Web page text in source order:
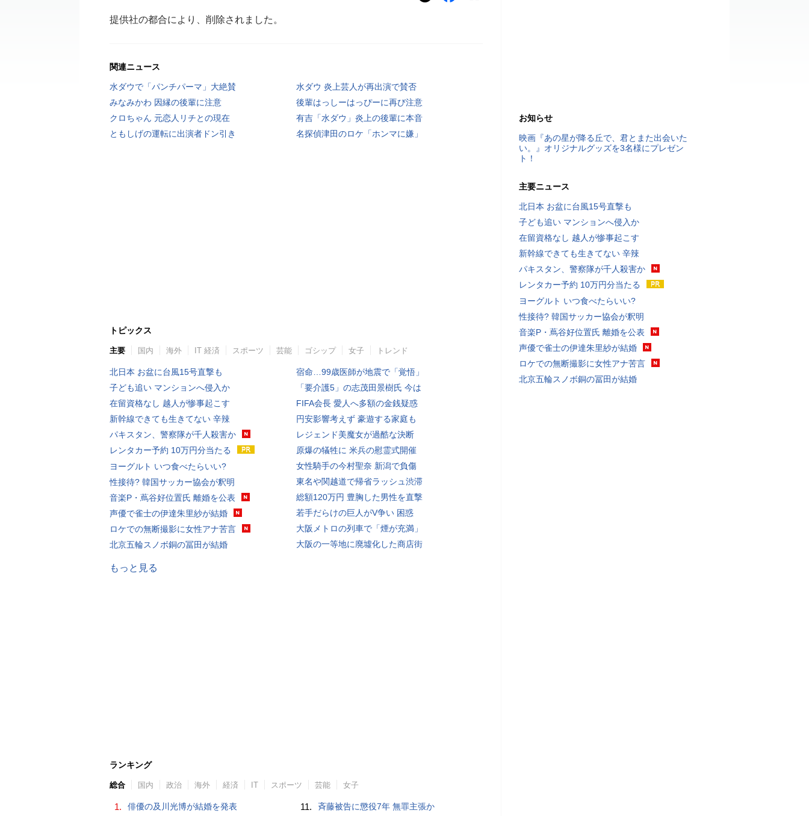
提供社の都合により、削除されました。
関連ニュース
水ダウで「パンチパーマ」大絶賛
水ダウ 炎上芸人が再出演で賛否
みなみかわ 因縁の後輩に注意
後輩はっしーはっぴーに再び注意
クロちゃん 元恋人リチとの現在
有吉「水ダウ」炎上の後輩に本音
ともしげの運転に出演者ドン引き
名探偵津田のロケ「ホンマに嫌」
トピックス
主要 国内 海外 IT 経済 スポーツ 芸能 ゴシップ 女子 トレンド
北日本 お盆に台風15号直撃も
子ども追い マンションへ侵入か
在留資格なし 越人が惨事起こす
新幹線できても生きてない 辛辣
パキスタン、警察隊が千人殺害か
レンタカー予約 10万円分当たる
ヨーグルト いつ食べたらいい?
性接待? 韓国サッカー協会が釈明
音楽P・蔦谷好位置氏 離婚を公表
声優で雀士の伊達朱里紗が結婚
ロケでの無断撮影に女性アナ苦言
北京五輪スノボ銅の冨田が結婚
宿命…99歳医師が地震で「覚悟」
「要介護5」の志茂田景樹氏 今は
FIFA会長 愛人へ多額の金銭疑惑
円安影響考えず 豪遊する家庭も
レジェンド美魔女が過酷な決断
原爆の犠牲に 米兵の慰霊式開催
女性騎手の今村聖奈 新潟で負傷
東名や関越道で帰省ラッシュ渋滞
総額120万円 豊胸した男性を直撃
若手だらけの巨人がV争い 困惑
大阪メトロの列車で「煙が充満」
大阪の一等地に廃墟化した商店街
もっと見る
ランキング
総合 国内 政治 海外 経済 IT スポーツ 芸能 女子
1. 俳優の及川光博が結婚を発表 11. 斉藤被告に懲役7年 無罪主張か
お知らせ
映画『あの星が降る丘で、君とまた出会いた
い。』オリジナルグッズを3名様にプレゼン
ト！
主要ニュース
北日本 お盆に台風15号直撃も
子ども追い マンションへ侵入か
在留資格なし 越人が惨事起こす
新幹線できても生きてない 辛辣
パキスタン、警察隊が千人殺害か
レンタカー予約 10万円分当たる
ヨーグルト いつ食べたらいい?
性接待? 韓国サッカー協会が釈明
音楽P・蔦谷好位置氏 離婚を公表
声優で雀士の伊達朱里紗が結婚
ロケでの無断撮影に女性アナ苦言
北京五輪スノボ銅の冨田が結婚